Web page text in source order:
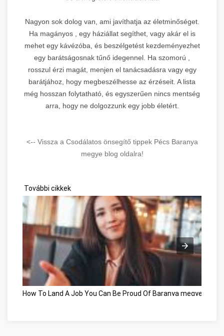
Nagyon sok dolog van, ami javíthatja az életminőséget.
Ha magányos , egy háziállat segíthet, vagy akár el is
mehet egy kávézóba, és beszélgetést kezdeményezhet
egy barátságosnak tűnő idegennel. Ha szomorú ,
rosszul érzi magát, menjen el tanácsadásra vagy egy
barátjához, hogy megbeszélhesse az érzéseit. A lista
még hosszan folytatható, és egyszerűen nincs mentség
arra, hogy ne dolgozzunk egy jobb életért.
<-- Vissza a Csodálatos önsegítő tippek Pécs Baranya
megye blog oldalra!
További cikkek
How To Land A Job You Can Be Proud Of Baranya megye